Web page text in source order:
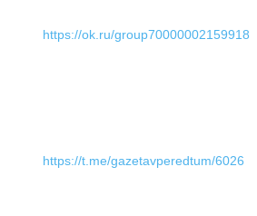
https://ok.ru/group70000002159918
https://t.me/gazetavperedtum/6026